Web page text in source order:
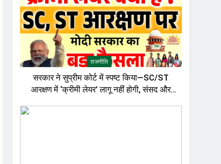
राजनीति
सरकार ने सुप्रीम कोर्ट में स्पष्ट किया—SC/ST
आरक्षण में ‘क्रीमी लेयर’ लागू नहीं होगी, संसद और